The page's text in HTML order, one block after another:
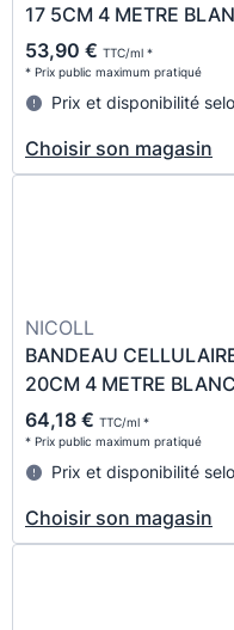
17 5CM 4 METRE
53,90 € TTC/ml *
* Prix public maximum pratiqué
Prix et disponibilité
Choisir son magasin
NICOLL
BANDEAU
20CM 4 METRE
64,18 € TTC/ml *
* Prix public maximum pratiqué
Prix et disponibilité
Choisir son magasin